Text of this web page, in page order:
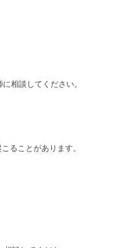
相談してください。
ることがあります。